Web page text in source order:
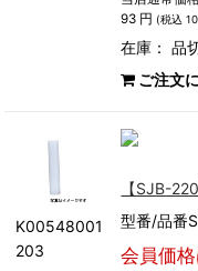
93 円 (税込
在庫：品
ご注文
K00548001
203
【SJB-
型番/品番
会員価